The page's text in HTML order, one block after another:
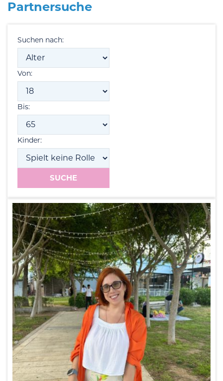
Partnersuche
Suchen nach:
Von:
Bis:
Kinder: